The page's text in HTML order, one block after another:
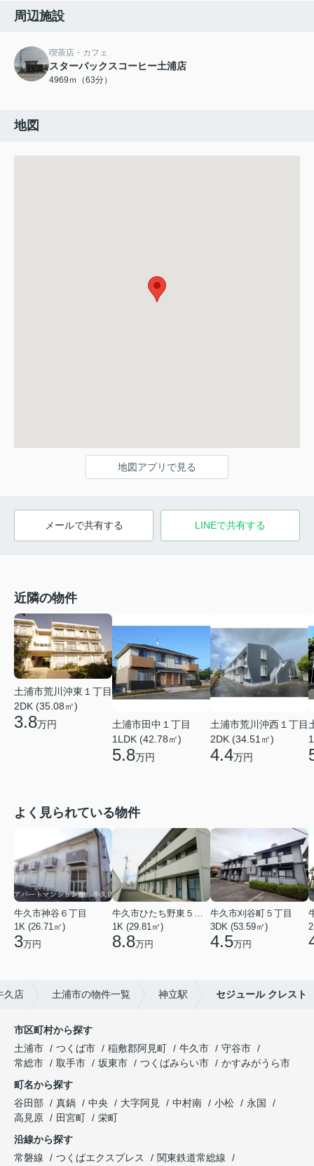
周辺施設
喫茶店・カフェ
スターバックスコーヒー土浦店
4969ｍ（63分）
地図
地図アプリで見る
メールで共有する LINEで共有する
近隣の物件
土浦市荒川沖東１丁目
2DK (35.08㎡)
3.8万円
土浦市田中１丁目
1LDK (42.78㎡)
5.8万円
土浦市荒川沖西１丁目
2DK (34.51㎡)
4.4万円
よく見られている物件
牛久市神谷６丁目
1K (26.71㎡)
3万円
牛久市ひたち野東５丁目
1K (29.81㎡)
8.8万円
牛久市刈谷町５丁目
3DK (53.59㎡)
4.5万円
久店 土浦市の物件一覧 神立駅 セジュール クレスト
市区町村から探す
土浦市
つくば市 稲敷郡阿見町 牛久市
守谷市
常総市
取手市 坂東市 つくばみらい市
かすみがうら市
町名から探す
谷田部
真鍋 中央 大字阿見 中村南 小松
永国
高見原
田宮町
栄町
沿線から探す
常磐線
つくばエクスプレス 関東鉄道常総線